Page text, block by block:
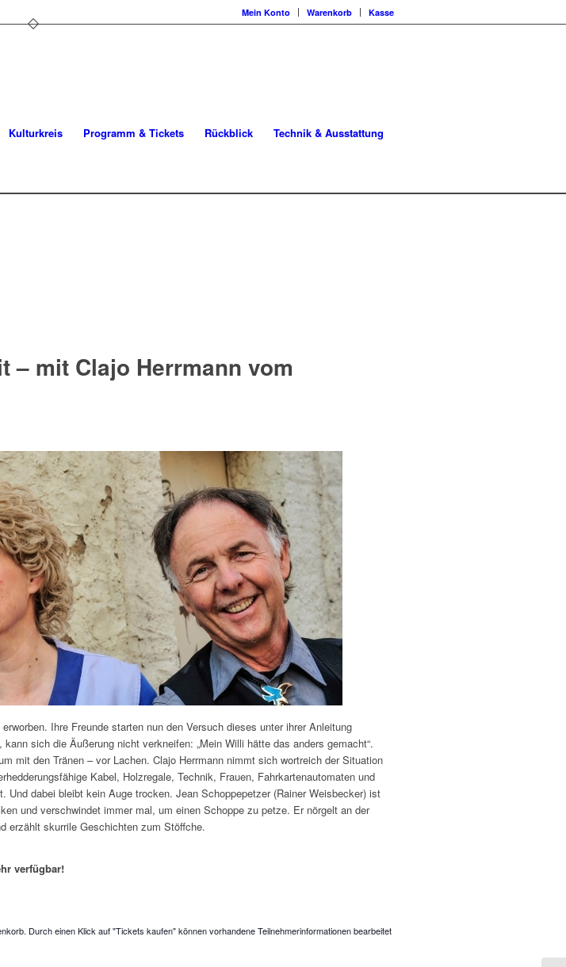
Mein Konto Warenkorb Kasse
Kulturkreis Programm & Tickets Rückblick Technik & Ausstattung
– mit Clajo Herrmann vom
Ihre Freunde starten nun den Versuch dieses unter ihrer Anleitung
sich die Äußerung nicht verkneifen: „Mein Willi hätte das anders gemacht“.
mit den Tränen – vor Lachen. Clajo Herrmann nimmt sich wortreich der Situation
Kabel, Holzregale, Technik, Frauen, Fahrkartenautomaten und
dabei bleibt kein Auge trocken. Jean Schoppepetzer (Rainer Weisbecker) ist
und verschwindet immer mal, um einen Schoppe zu petze. Er nörgelt an der
erzählt skurrile Geschichten zum Stöffche.
verfügbar!
Durch einen Klick auf "Tickets kaufen" können vorhandene Teilnehmerinformationen bearbeitet